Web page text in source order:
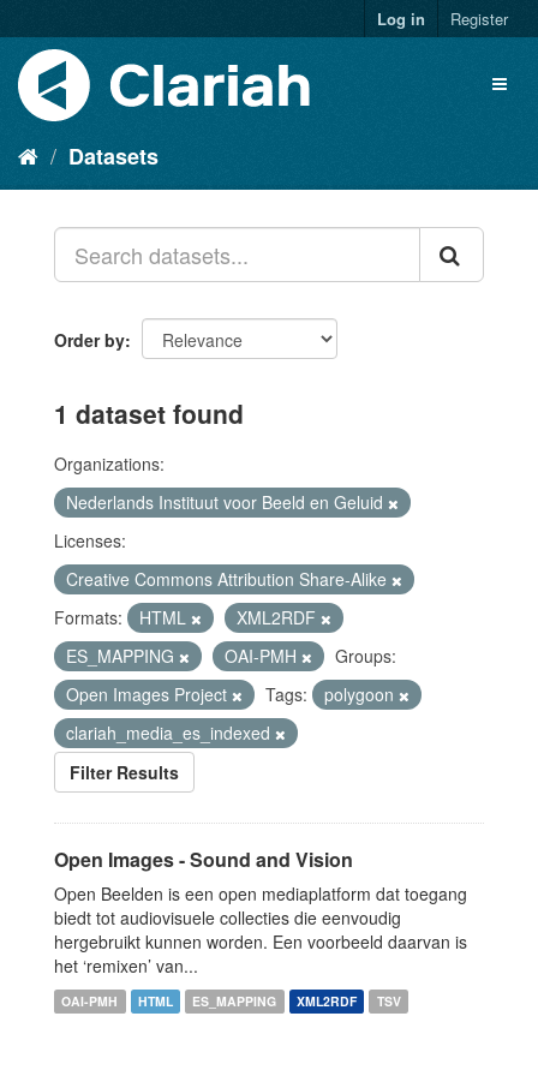
Log in Register
Datasets
Order by
1 dataset found
Organizations:
Nederlands Instituut voor Beeld en Geluid
Licenses:
Creative Commons Attribution Share-Alike
Formats:
HTML
XML2RDF
ES_MAPPING
OAI-PMH
Groups:
Open Images Project
Tags:
polygoon
clariah_media_es_indexed
Filter Results
Open Images - Sound and Vision
Open Beelden is een open mediaplatform dat toegang
biedt tot audiovisuele collecties die eenvoudig
hergebruikt kunnen worden. Een voorbeeld daarvan is
het ‘remixen’ van...
OAI-PMH HTML ES_MAPPING XML2RDF TSV